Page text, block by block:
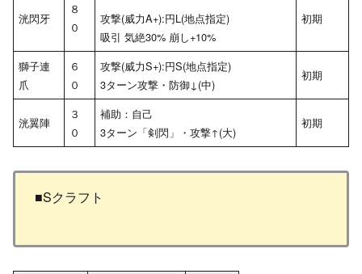
洸閃牙
８
０
攻撃(威力A+):円L(地点指定)
吸引 気絶30% 崩し+10%
初期
獅子連
爪
６
０
攻撃(威力S+):円S(地点指定)
3ターン攻撃・防御↓(中)
初期
洸翼陣
３
０
補助：自己
3ターン「剣閃」・攻撃↑(大)
初期
■Sクラフト